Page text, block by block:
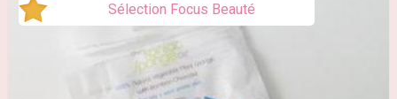
Sélection Focus Beauté